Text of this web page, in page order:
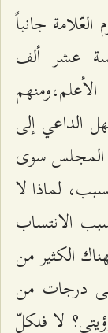
جانباً
عشر ألف
الداعي إلى
المجلس سوى
لماذا لا
الانتساب
الكثير من
درجات من
لا فلكلّ